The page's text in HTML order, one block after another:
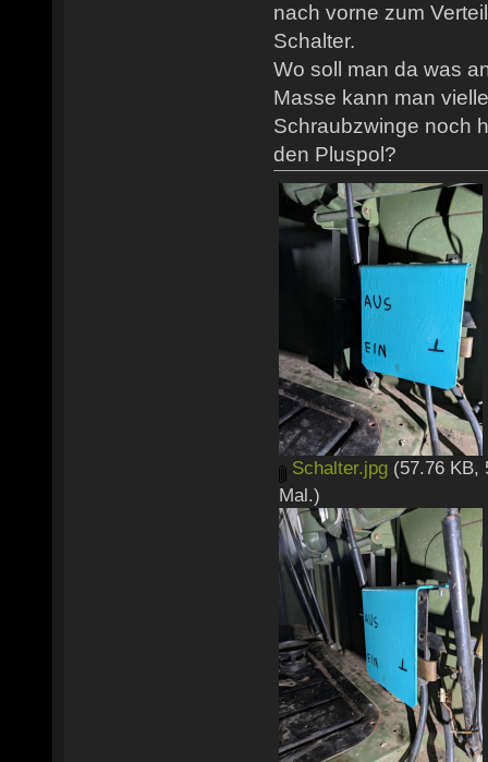
nach vorne zum
Schalter.
Wo soll man da was
Masse kann man
Schraubzwinge noch
den Pluspol?
Schalter.jpg (57.76 KB,
Mal.)